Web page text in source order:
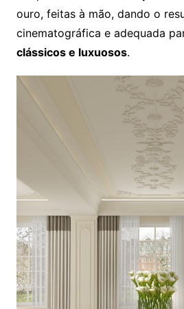
ouro, feitas à mão, dando o
cinematográfica e adequada
clássicos e luxuosos.